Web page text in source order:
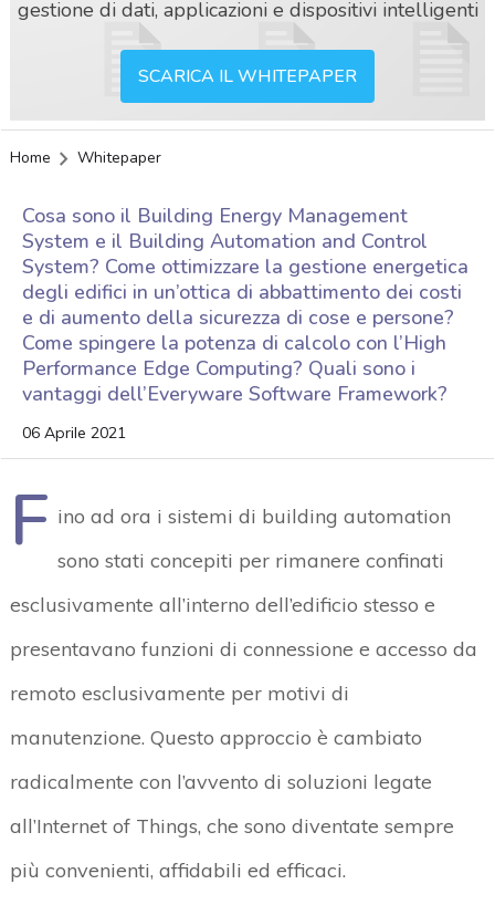
gestione di dati, applicazioni e dispositivi intelligenti
SCARICA IL WHITEPAPER
Home Whitepaper
Cosa sono il Building Energy Management
System e il Building Automation and Control
System? Come ottimizzare la gestione energetica
degli edifici in un’ottica di abbattimento dei costi
e di aumento della sicurezza di cose e persone?
Come spingere la potenza di calcolo con l’High
Performance Edge Computing? Quali sono i
vantaggi dell’Everyware Software Framework?
06 Aprile 2021
F ino ad ora i sistemi di building automation
sono stati concepiti per rimanere confinati
esclusivamente all’interno dell’edificio stesso e
presentavano funzioni di connessione e accesso da
remoto esclusivamente per motivi di
manutenzione. Questo approccio è cambiato
radicalmente con l’avvento di soluzioni legate
all’Internet of Things, che sono diventate sempre
più convenienti, affidabili ed efficaci.